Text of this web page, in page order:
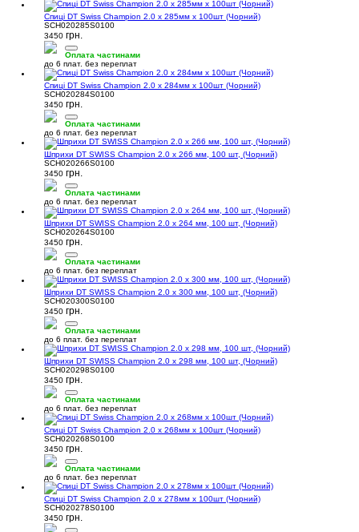
Спиці DT Swiss Champion 2.0 x 285мм х 100шт (Чорний)
SCH020285S0100
3450 грн.
Оплата частинами
до 6 плат. без переплат
Спиці DT Swiss Champion 2.0 x 284мм х 100шт (Чорний)
SCH020284S0100
3450 грн.
Оплата частинами
до 6 плат. без переплат
Шприхи DT SWISS Champion 2.0 x 266 мм, 100 шт, (Чорний)
SCH020266S0100
3450 грн.
Оплата частинами
до 6 плат. без переплат
Шприхи DT SWISS Champion 2.0 x 264 мм, 100 шт, (Чорний)
SCH020264S0100
3450 грн.
Оплата частинами
до 6 плат. без переплат
Шприхи DT SWISS Champion 2.0 x 300 мм, 100 шт, (Чорний)
SCH020300S0100
3450 грн.
Оплата частинами
до 6 плат. без переплат
Шприхи DT SWISS Champion 2.0 x 298 мм, 100 шт, (Чорний)
SCH020298S0100
3450 грн.
Оплата частинами
до 6 плат. без переплат
Спиці DT Swiss Champion 2.0 x 268мм х 100шт (Чорний)
SCH020268S0100
3450 грн.
Оплата частинами
до 6 плат. без переплат
Спиці DT Swiss Champion 2.0 x 278мм х 100шт (Чорний)
SCH020278S0100
3450 грн.